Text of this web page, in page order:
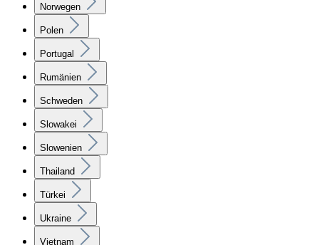
Norwegen
Polen
Portugal
Rumänien
Schweden
Slowakei
Slowenien
Thailand
Türkei
Ukraine
Vietnam